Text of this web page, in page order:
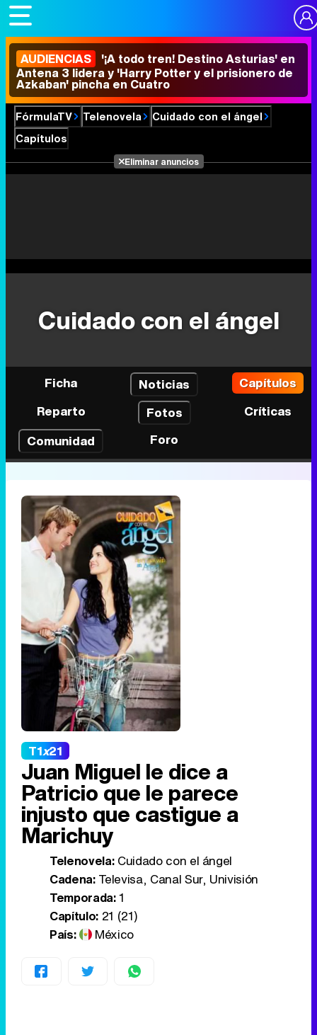
AUDIENCIAS '¡A todo tren! Destino Asturias' en
Antena 3 lidera y 'Harry Potter y el prisionero de
Azkaban' pincha en Cuatro
FórmulaTV Telenovela
Cuidado con el ángel
Capítulos
Eliminar anuncios
Cuidado con el ángel
Ficha Noticias
Capítulos
Reparto
Fotos
Críticas
Comunidad
Foro
T1x21
Juan Miguel le dice a
Patricio que le parece
injusto que castigue a
Marichuy
Telenovela:Cuidado con el ángel
Cadena:Televisa, Canal Sur, Univisión
Temporada:1
Capítulo:21 (21)
País:
México